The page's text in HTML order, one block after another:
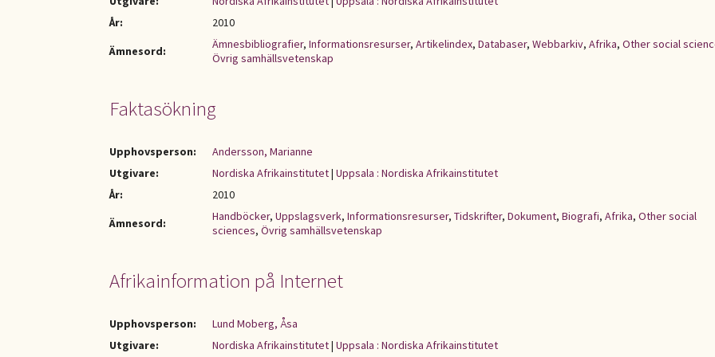
År:
2010
Ämnesord:
Ämnesbibliografier, Informationsresurser, Artikelindex, Databaser, Webbarkiv, Afrika, Other social
Övrig samhällsvetenskap
Faktasökning
Upphovsperson:
Andersson, Marianne
Utgivare:
Nordiska Afrikainstitutet| Uppsala : Nordiska Afrikainstitutet
År:
2010
Ämnesord:
Handböcker, Uppslagsverk, Informationsresurser, Tidskrifter, Dokument, Biografi, Afrika, Other social
sciences, Övrig samhällsvetenskap
Afrikainformation på Internet
Upphovsperson:
Lund Moberg, Åsa
Utgivare:
Nordiska Afrikainstitutet| Uppsala : Nordiska Afrikainstitutet